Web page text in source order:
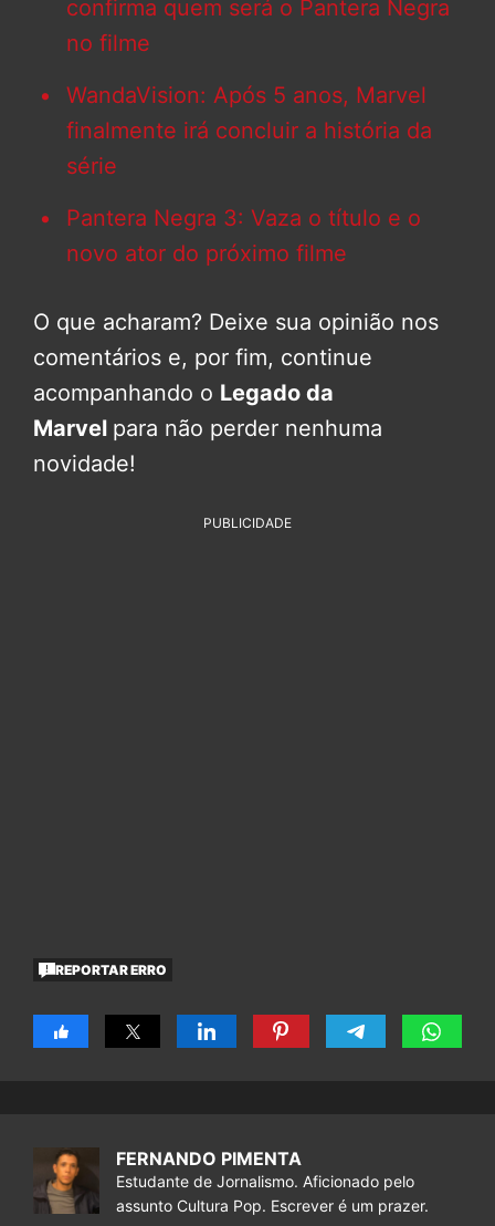
confirma quem será o Pantera Negra
no filme
WandaVision: Após 5 anos, Marvel
finalmente irá concluir a história da
série
Pantera Negra 3: Vaza o título e o
novo ator do próximo filme
O que acharam? Deixe sua opinião nos
comentários e, por fim, continue
acompanhando o Legado da
Marvel para não perder nenhuma
novidade!
PUBLICIDADE
REPORTAR ERRO
FERNANDO PIMENTA
Estudante de Jornalismo. Aficionado pelo
assunto Cultura Pop. Escrever é um prazer.